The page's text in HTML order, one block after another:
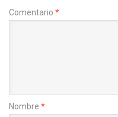
Comentario *
Nombre *